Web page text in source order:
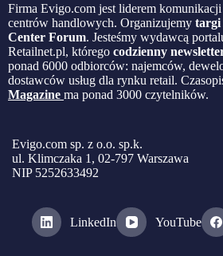
Firma Evigo.com jest liderem
centrów handlowych. Organizujemy targi
Center Forum. Jesteśmy wydawcą
Retailnet.pl, którego codzienny
ponad 6000 odbiorców: najemców,
dostawców usług dla rynku retail.
Magazine ma ponad 3000 czytelników.
Evigo.com sp. z o.o. sp.k.
ul. Klimczaka 1, 02-797 Warszawa
NIP 5252633492
LinkedIn YouTube